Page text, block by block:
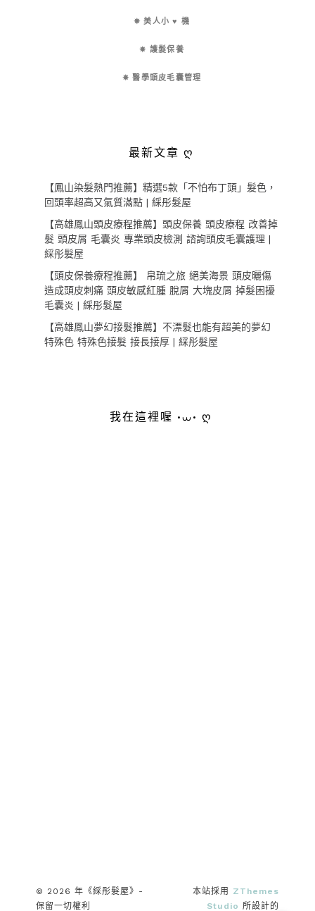
✵ 美人小 ♥ 機
✵ 護髮保養
✵ 醫學頭皮毛囊管理
最新文章 ღ
【鳳山染髮熱門推薦】精選5款「不怕布丁頭」髮色，
回頭率超高又氣質滿點 | 綵彤髮屋
【高雄鳳山頭皮療程推薦】頭皮保養 頭皮療程 改善掉
髮 頭皮屑 毛囊炎 專業頭皮檢測 諮詢頭皮毛囊護理 |
綵彤髮屋
【頭皮保養療程推薦】 帛琉之旅 絕美海景 頭皮曬傷
造成頭皮刺痛 頭皮敏感紅腫 脫屑 大塊皮屑 掉髮困擾
毛囊炎 | 綵彤髮屋
【高雄鳳山夢幻接髮推薦】不漂髮也能有超美的夢幻
特殊色 特殊色接髮 接長接厚 | 綵彤髮屋
我在這裡喔 •⩊• ღ
© 2026 年《綵彤髮屋》-
保留一切權利
本站採用 ZThemes
Studio 所設計的